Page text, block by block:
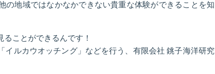
の地域ではなかなかできない貴重な体験ができることを知
ことができるんです！
イルカウオッチング」などを行う、有限会社 銚子海洋研究